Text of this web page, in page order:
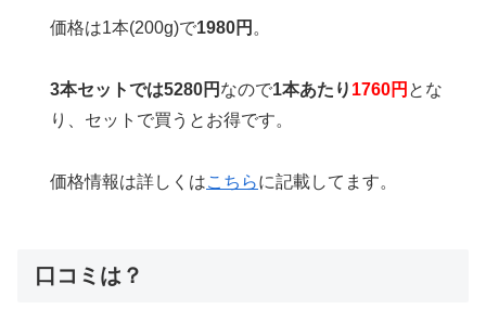
価格は1本(200g)で1980円 。
3本セットでは5280円 なので1本あたり 1760円 とな
り、セットで買うとお得です。
価格情報は詳しくはこちらに記載してます。
口コミは？